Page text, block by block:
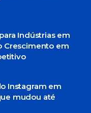
Indústrias em
Crescimento em
Instagram em
mudou até